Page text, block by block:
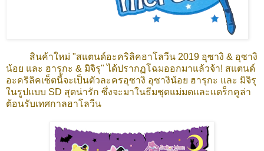
สินค้าใหม่ "สแตนด์อะคริลิคฮาโลวีน 2019 อุซางิ & อุซางิ
น้อย และ ฮารุกะ & มิจิรุ" ได้ปรากฏโฉมออกมาแล้วจ้า! สแตนด์
อะคริลิคเซ็ตนี้จะเป็นตัวละครอุซางิ อุซางิน้อย ฮารุกะ และ มิจิรุ
ในรูปแบบ SD สุดน่ารัก ซึ่งจะมาในธีมชุดแม่มดและแดร็กคูล่า
ต้อนรับเทศกาลฮาโลวีน